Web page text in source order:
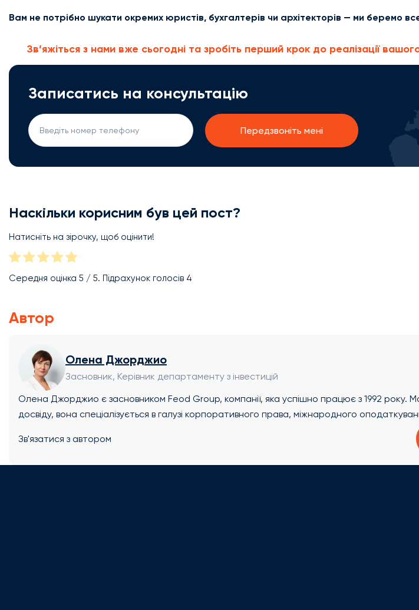
Вам не потрібно шукати окремих юристів, бухгалтерів чи архітекторів — ми беремо
Зв’яжіться з нами вже сьогодні та зробіть перший крок до реалізації
Записатись на консультацію
Наскільки корисним був цей пост?
Натисніть на зірочку, щоб оцінити!
Середня оцінка 5 / 5. Підрахунок голосів 4
Автор
Олена Джорджио
Засновник, Керівник департаменту з інвестицій
Олена Джорджио є засновником Feod Group, компанії, яка успішно працює з 1992 року.
досвіду, вона спеціалізується в галузі корпоративного права, міжнародного
права, інвестицій та фінансового консультування. Олена надає комплексні юридичні
консультації в наступних галузях: ✔ Створення компаній та вибір юрисдикції: Допомога в
Зв'язатися з автором